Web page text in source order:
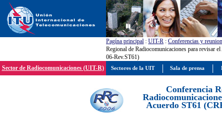
Pagína principal : UIT-R : Conferencias y
Regional de Radiocomunicaciones para revisar
06-Rev.ST61)
Sector de Radiocomunicaciones (UIT-R)
Conferencia
Acuerdo ST61
Sectores de la UIT Sala de prensa